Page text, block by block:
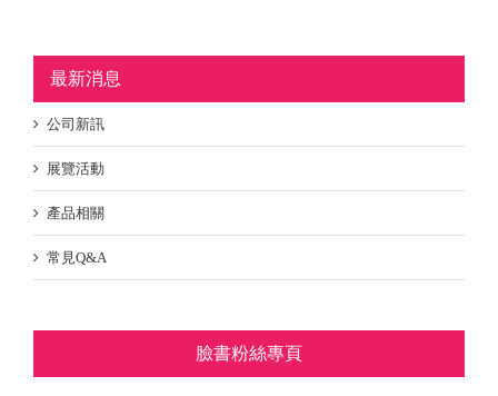
最新消息
公司新訊
展覽活動
產品相關
常見Q&A
臉書粉絲專頁